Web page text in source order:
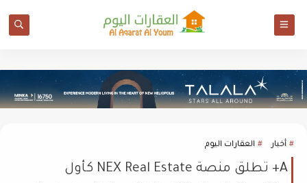
أخبار العقارات اليوم
A+ تطلق منصة NEX Real Estate كأول